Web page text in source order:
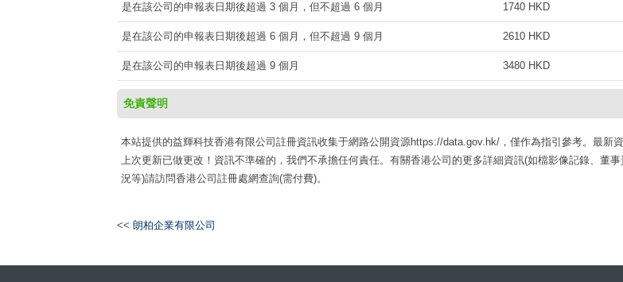
是在該公司的申報表日期後超過 3 個月，但不超過 6 個月 1740 HKD
是在該公司的申報表日期後超過 6 個月，但不超過 9 個月 2610 HKD
是在該公司的申報表日期後超過 9 個月 3480 HKD
免責聲明
本站提供的益輝科技香港有限公司註冊資訊收集于網路公開資源https://data.gov.hk/，僅作為指引參考。最新
上次更新已做更改！資訊不準確的，我們不承擔任何責任。有關香港公司的更多詳細資訊(如檔影像記錄、董
況等)請訪問香港公司註冊處網查詢(需付費)。
<< 朗柏企業有限公司